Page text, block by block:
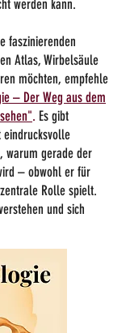
werden kann.
faszinierenden
Atlas, Wirbelsäule
möchten, empfehle
– Der Weg aus dem
. Es gibt
eindrucksvolle
warum gerade der
– obwohl er für
Rolle spielt.
und sich